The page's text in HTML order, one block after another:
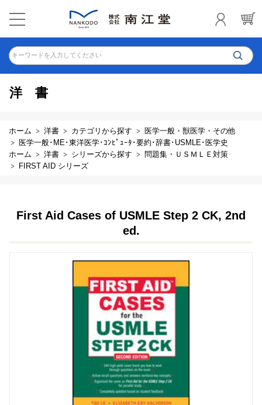
キーワードを入力してください
洋書
ホーム 洋書 カテゴリから探す
医学一般・獣医学・その他
医学一般･ME･東洋医学･ｺﾝﾋﾟｭｰﾀ･要約･辞書･USMLE･医学史
ホーム
洋書 シリーズから探す
問題集・ＵＳＭＬＥ対策
FIRST AID シリーズ
First Aid Cases of USMLE Step 2 CK, 2nd
ed.